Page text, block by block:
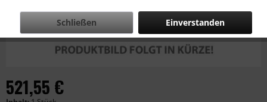
521,55 €
Einverstanden
Schließen